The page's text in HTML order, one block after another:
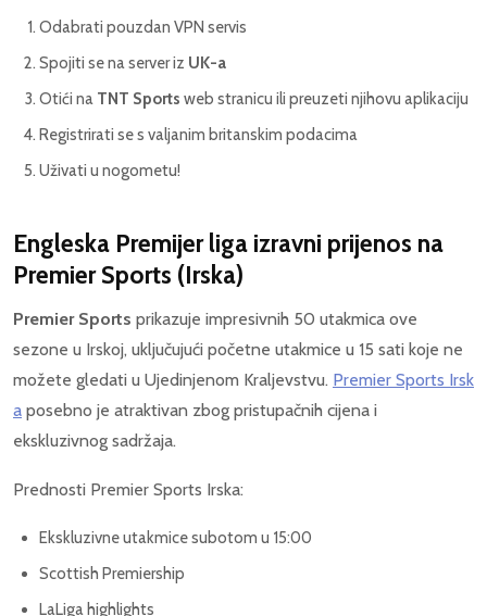
Odabrati pouzdan VPN servis
Spojiti se na server iz UK-a
Otići na TNT Sports web stranicu ili preuzeti njihovu aplikaciju
Registrirati se s valjanim britanskim podacima
Uživati u nogometu!
Engleska Premijer liga izravni prijenos na
Premier Sports (Irska)
Premier Sports prikazuje impresivnih 50 utakmica ove
sezone u Irskoj, uključujući početne utakmice u 15 sati koje ne
možete gledati u Ujedinjenom Kraljevstvu. Premier Sports Irsk
a posebno je atraktivan zbog pristupačnih cijena i
ekskluzivnog sadržaja.
Prednosti Premier Sports Irska:
Ekskluzivne utakmice subotom u 15:00
Scottish Premiership
LaLiga highlights